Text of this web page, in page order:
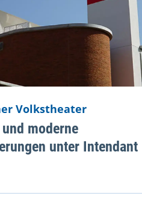
Volkstheater
moderne
unter Intendant